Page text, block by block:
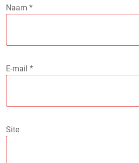
Naam *
E-mail *
Site